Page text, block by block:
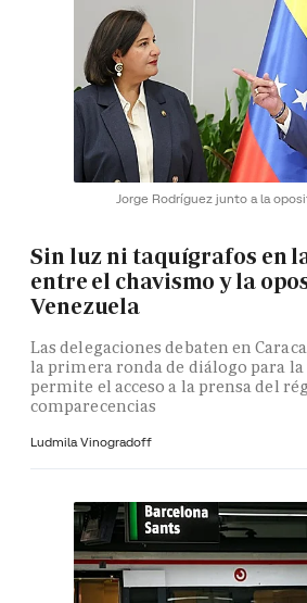
Jorge Rodríguez junto a la
Sin luz ni taquígrafos en
entre el chavismo y la
Venezuela
Las delegaciones debaten en
la primera ronda de diálogo para
permite el acceso a la prensa del
comparecencias
Ludmila Vinogradoff